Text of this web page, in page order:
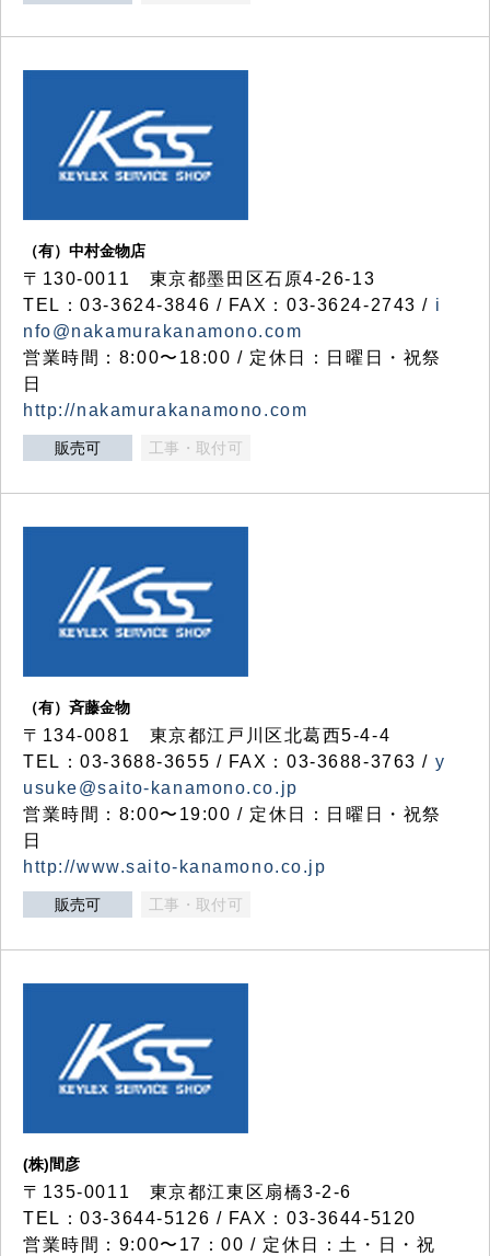
（有）中村金物店
〒130-0011 東京都墨田区石原4-26-13
TEL：03-3624-3846 / FAX：03-3624-2743 / i
nfo@nakamurakanamono.com
営業時間：8:00〜18:00 / 定休日：日曜日・祝祭
日
http://nakamurakanamono.com
販売可 工事・取付可
（有）斉藤金物
〒134-0081 東京都江戸川区北葛西5-4-4
TEL：03-3688-3655 / FAX：03-3688-3763 / y
usuke@saito-kanamono.co.jp
営業時間：8:00〜19:00 / 定休日：日曜日・祝祭
日
http://www.saito-kanamono.co.jp
販売可 工事・取付可
(株)間彦
〒135-0011 東京都江東区扇橋3-2-6
TEL：03-3644-5126 / FAX：03-3644-5120
営業時間：9:00〜17：00 / 定休日：土・日・祝